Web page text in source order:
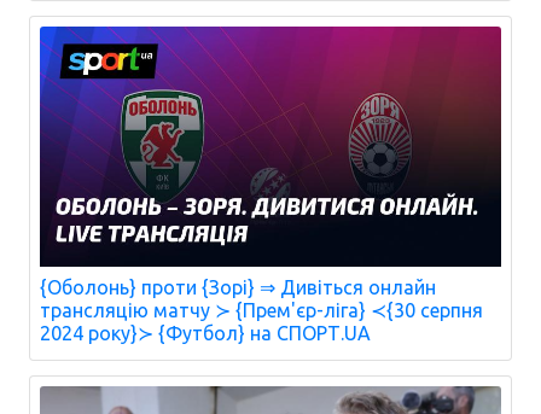
{Оболонь} проти {Зорі} ⇒ Дивіться онлайн
трансляцію матчу ≻ {Прем'єр-ліга} ≺{30 серпня
2024 року}≻ {Футбол} на СПОРТ.UA